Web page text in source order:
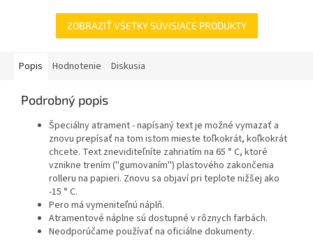
ZOBRAZIŤ VŠETKY SÚVISIACE PRODUKTY
Popis Hodnotenie Diskusia
Podrobný popis
Špeciálny atrament - napísaný text je možné vymazať a
znovu prepísať na tom istom mieste toľkokrát, koľkokrát
chcete. Text zneviditeľníte zahriatím na 65 ° C, ktoré
vznikne trením (''gumovaním'') plastového zakončenia
rolleru na papieri. Znovu sa objaví pri teplote nižšej ako
-15 ° C.
Pero má vymeniteľnú náplň.
Atramentové náplne sú dostupné v rôznych farbách.
Neodporúčame používať na oficiálne dokumenty.